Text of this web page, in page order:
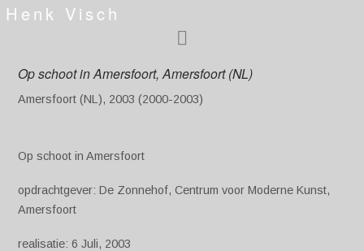
Henk Visch
Op schoot in Amersfoort, Amersfoort (NL)
Amersfoort (NL), 2003 (2000-2003)
Op schoot in Amersfoort
opdrachtgever: De Zonnehof, Centrum voor Moderne Kunst,
Amersfoort
realisatie: 6 Juli, 2003